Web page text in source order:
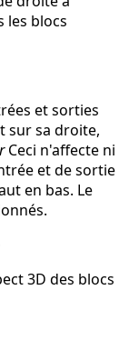
les blocs
et sorties
sur sa droite,
Ceci n'affecte ni
et de sortie
en bas. Le
3D des blocs